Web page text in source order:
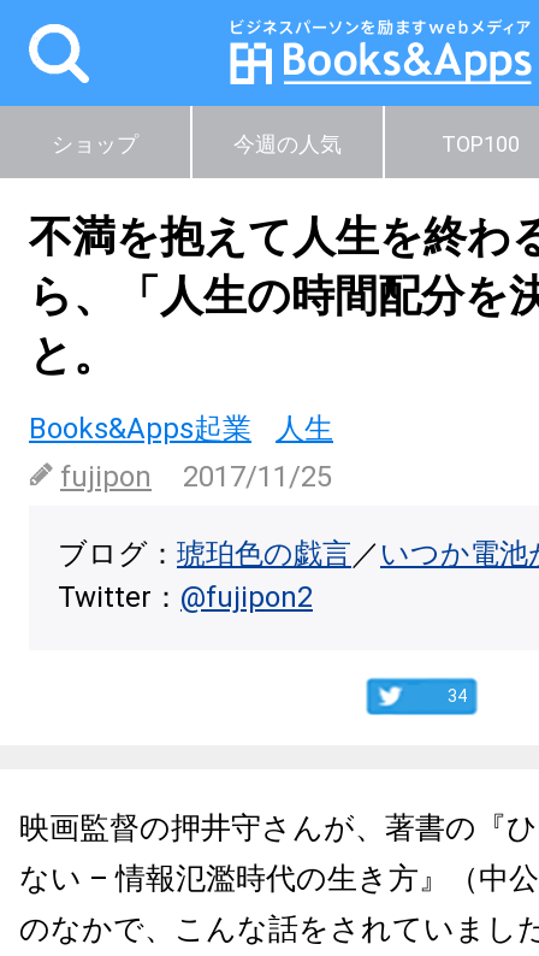
ショップ 今週の人気 TOP100
不満を抱えて人生を終わ
ら、「人生の時間配分を
と。
Books&Apps起業
人生
fujipon
2017/11/25
ブログ： 琥珀色の戯言／いつか電
Twitter： @fujipon2
34
映画監督の押井守さんが、著書の『
ない –情報氾濫時代の生き方』（中
のなかで、こんな話をされていまし